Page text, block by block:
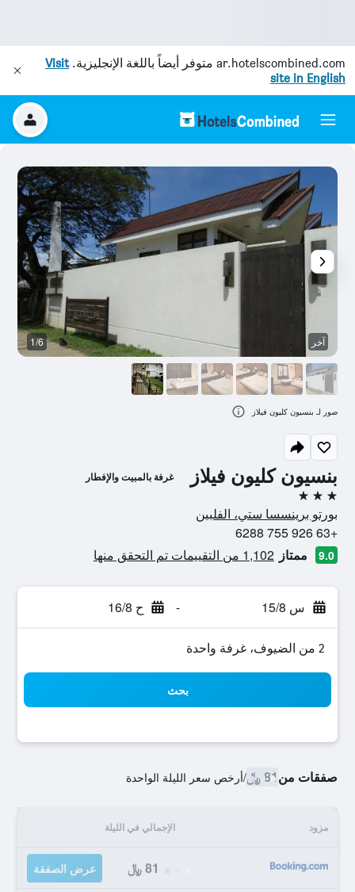
ar.hotelscombined.com متوفر أيضاً باللغة الإنجليزية.Visit
site in English
بنسيون كليون فيلاز غرفة بالمبيت والإفطار
3 نجوم
بورتو برينسسا ستي، الفلبين
+63 926 755 6288
9.0 ممتاز 1,102 من التقييمات تم التحقق منها
س 15/8 - ح 16/8
2 من الضيوف، غرفة واحدة
بحث
صفقات من81 ﷼ /أرخص سعر الليلة الواحدة
مزود الإجمالي في الليلة
81 ﷼ عرض الصفقة
آخر 1/6
صور لـ بنسيون كليون فيلاز